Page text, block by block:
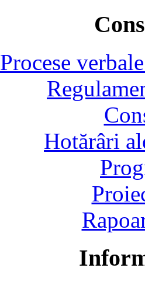
Procese
Hotărâri